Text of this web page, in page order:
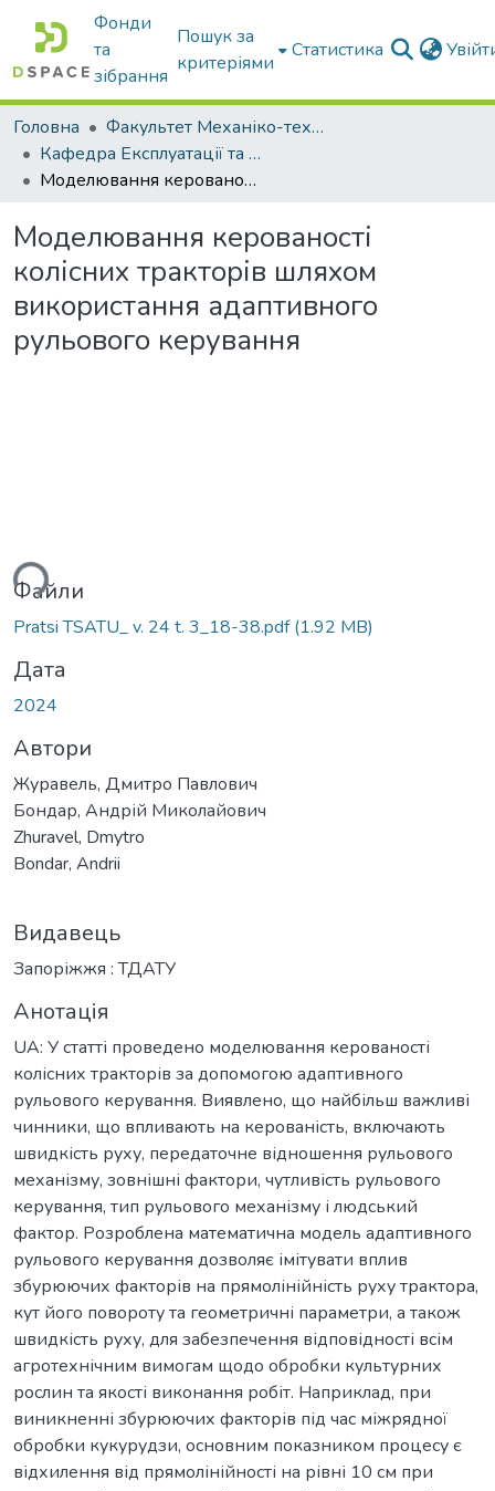
Фонди
та
зібрання
Пошук за
критеріями
Статистика
Головна
Факультет Механіко-технологічний
Кафедра Експлуатації та технічного сервісу машин
Моделювання керованості колісних тракторів шляхом використання адаптивного рульового керування
Моделювання керованості
колісних тракторів шляхом
використання адаптивного
рульового керування
Файли
Pratsi TSATU_ v. 24 t. 3_18-38.pdf(1.92 MB)
Дата
2024
Автори
Журавель, Дмитро Павлович
Бондар, Андрій Миколайович
Zhuravel, Dmytro
Bondar, Andrii
Видавець
Запоріжжя : ТДАТУ
Анотація
UA: У статті проведено моделювання керованості
колісних тракторів за допомогою адаптивного
рульового керування. Виявлено, що найбільш важливі
чинники, що впливають на керованість, включають
швидкість руху, передаточне відношення рульового
механізму, зовнішні фактори, чутливість рульового
керування, тип рульового механізму і людський
фактор. Розроблена математична модель адаптивного
рульового керування дозволяє імітувати вплив
збурюючих факторів на прямолінійність руху трактора,
кут його повороту та геометричні параметри, а також
швидкість руху, для забезпечення відповідності всім
агротехнічним вимогам щодо обробки культурних
рослин та якості виконання робіт. Наприклад, при
виникненні збурюючих факторів під час міжрядної
обробки кукурудзи, основним показником процесу є
відхилення від прямолінійності на рівні 10 см при